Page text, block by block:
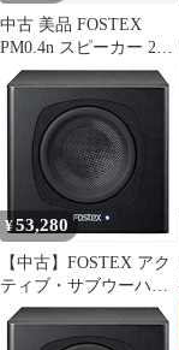
中古 美品 FOSTEX
PM0.4n スピーカー 2台
ケーブル付
¥53,280
【中古】FOSTEX アク
ティブ・サブウーハー
PM-SUBmini2 w17b8b5